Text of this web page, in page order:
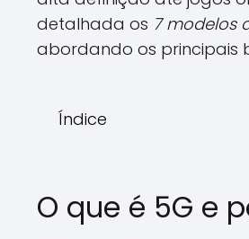
detalhada os 7 modelos
abordando os principais
Índice
O que é 5G e